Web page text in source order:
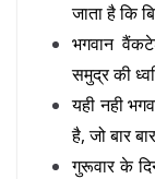
जाता है कि
भगवान
समुद्र की
यही नही
है, जो बार
गुरूवार के